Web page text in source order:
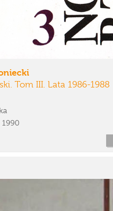
Tom III. Lata 1986-1988